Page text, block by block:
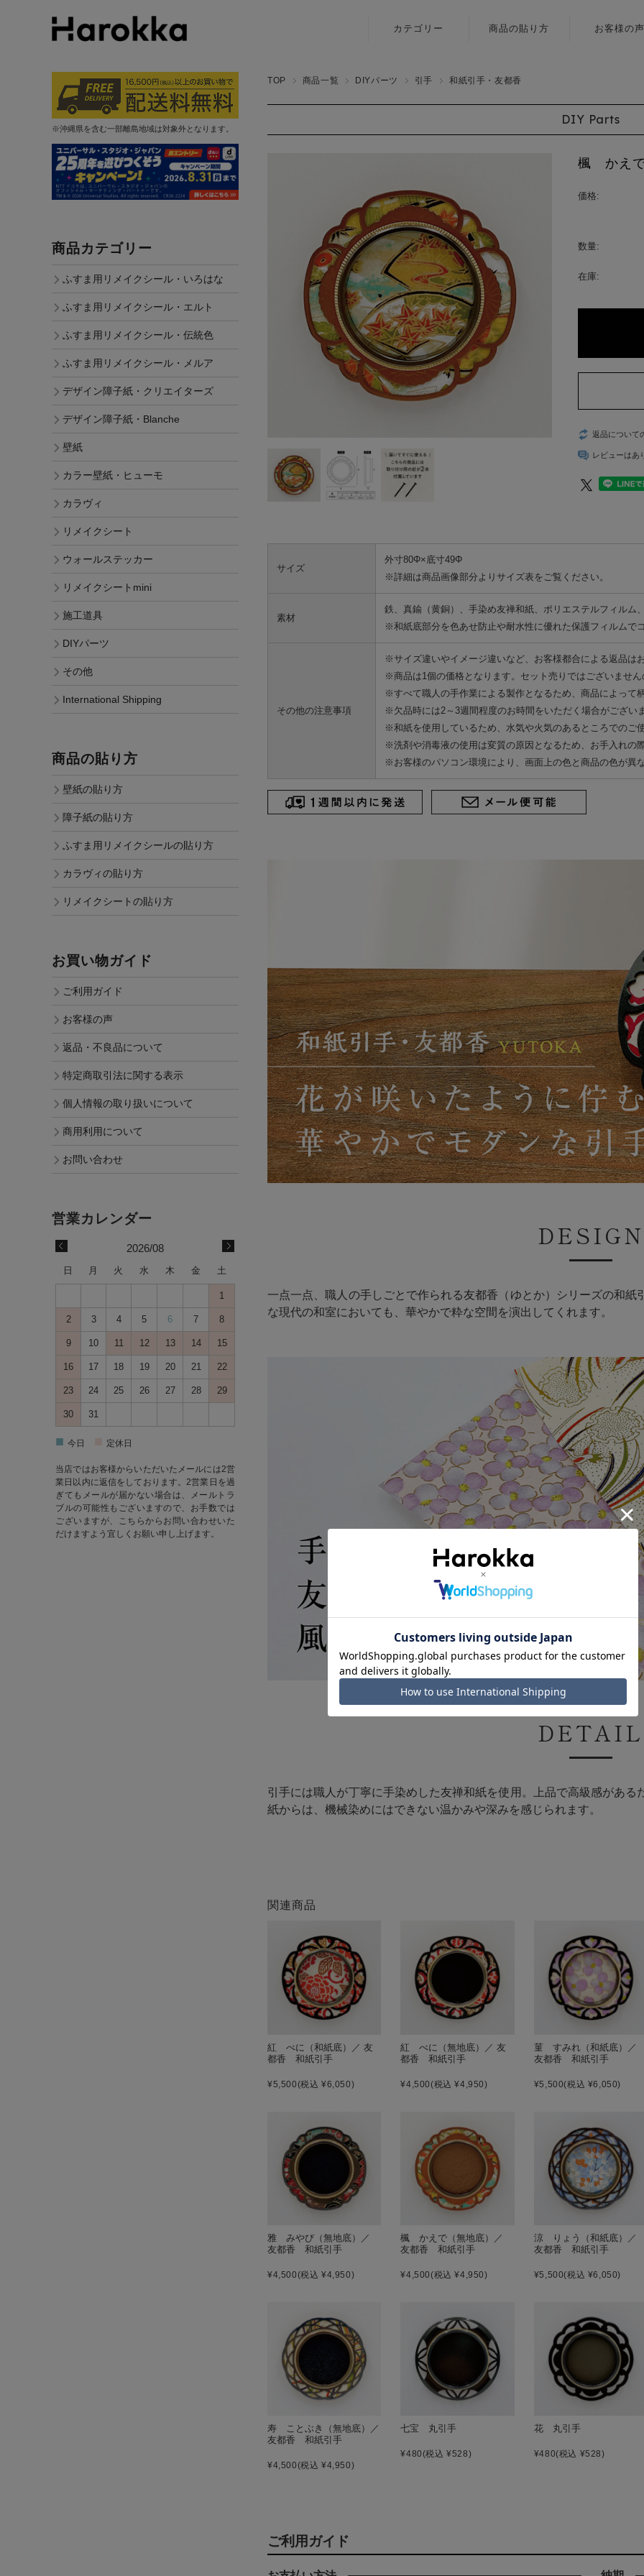
カテゴリー
リメイクシール
リメイクシール
〈伝統色〉
ふすま用
リメイクシール
〈メルア〉
デザイン障子紙
〈クリエイター
ズ〉
デザイン障子紙
〈Blanche〉
〈ヒューモ〉
カラヴィ
リメイクシート
mini
施工道具
その他
International
Shipping
商品の貼り方
リメイクシール
お客様の声
TOP 商品一覧 DIYパーツ 引手 和紙引手・友都香
DIY Parts
楓 かえ
価格:
数量:
在庫:
返品について
レビューはあ
サイズ
外寸80Φ×底寸49Φ
※詳細は商品画像部分よりサイズ表をご覧ください。
素材
鉄、真鍮（黄銅）、手染め友禅和紙、ポリエステルフィルム
※和紙底部分を色あせ防止や耐水性に優れた保護フィルムで
その他の注意事項
※サイズ違いやイメージ違いなど、お客様都合による返品は
※商品は1個の価格となります。セット売りではございませ
※すべて職人の手作業による製作となるため、商品によって
※欠品時には2～3週間程度のお時間をいただく場合がござい
※和紙を使用しているため、水気や火気のあるところでのご
※洗剤や消毒液の使用は変質の原因となるため、お手入れの
※お客様のパソコン環境により、画面上の色と商品の色が異
DESIGN
一点一点、職人の手しごとで作られる友都香（ゆとか）シリーズの和
な現代の和室においても、華やかで粋な空間を演出してくれます。
DETAIL
引手には職人が丁寧に手染めした友禅和紙を使用。上品で高級感があ
紙からは、機械染めにはできない温かみや深みを感じられます。
関連商品
紅 べに（和紙底）／ 友
都香 和紙引手
¥5,500(税込 ¥6,050)
紅 べに（無地底）／ 友
都香 和紙引手
¥4,500(税込 ¥4,950)
菫 すみれ（和紙底）／
友都香 和紙引手
¥5,500(税込 ¥6,050)
雅 みやび（無地底）／
友都香 和紙引手
¥4,500(税込 ¥4,950)
楓 かえで（無地底）／
友都香 和紙引手
¥4,500(税込 ¥4,950)
涼 りょう（和紙底）／
友都香 和紙引手
¥5,500(税込 ¥6,050)
寿 ことぶき（無地底）／
友都香 和紙引手
¥4,500(税込 ¥4,950)
七宝 丸引手
¥480(税込 ¥528)
花 丸引手
¥480(税込 ¥528)
ご利用ガイド
※沖縄県を含む一部離島地域は対象外となります。
商品カテゴリー
ふすま用リメイクシール・いろはな
ふすま用リメイクシール・エルト
ふすま用リメイクシール・伝統色
ふすま用リメイクシール・メルア
デザイン障子紙・クリエイターズ
デザイン障子紙・Blanche
壁紙
カラー壁紙・ヒューモ
カラヴィ
リメイクシート
ウォールステッカー
リメイクシートmini
施工道具
DIYパーツ
その他
International Shipping
商品の貼り方
壁紙の貼り方
障子紙の貼り方
ふすま用リメイクシールの貼り方
カラヴィの貼り方
リメイクシートの貼り方
お買い物ガイド
ご利用ガイド
お客様の声
返品・不良品について
特定商取引法に関する表示
個人情報の取り扱いについて
商用利用について
お問い合わせ
2026/08
日 月 火 水 木 金 土
1
2 3 4 5 6 7 8
9 10 11 12 13 14 15
16 17 18 19 20 21 22
23 24 25 26 27 28 29
30 31
■ 今日 定休日
当店ではお客様からいただいたメールには2営
業日以内に返信をしております。2営業日を過
ぎてもメールが届かない場合は、メールトラ
ブルの可能性もございますので、お手数では
ございますが、 こちらからお問い合わせいた
だけますよう宜しくお願い申し上げます。